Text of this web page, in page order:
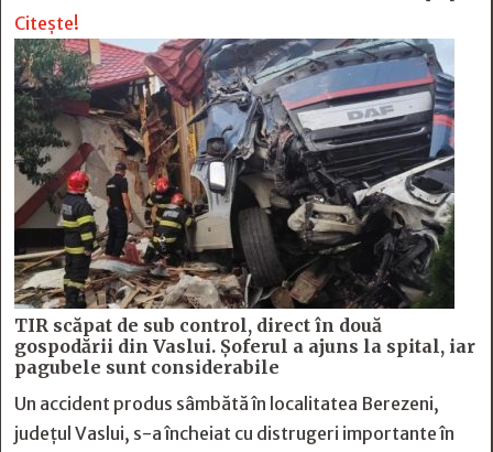
Citește!
TIR scăpat de sub control, direct în două
gospodării din Vaslui. Șoferul a ajuns la spital, iar
pagubele sunt considerabile
Un accident produs sâmbătă în localitatea Berezeni,
județul Vaslui, s-a încheiat cu distrugeri importante în